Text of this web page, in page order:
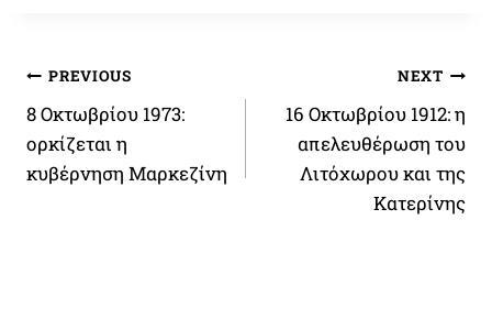
Πλοήγηση
άρθρων
PREVIOUS
8 Οκτωβρίου 1973:
ορκίζεται η
κυβέρνηση Μαρκεζίνη
NEXT
16 Οκτωβρίου 1912: η
απελευθέρωση του
Λιτόχωρου και της
Κατερίνης